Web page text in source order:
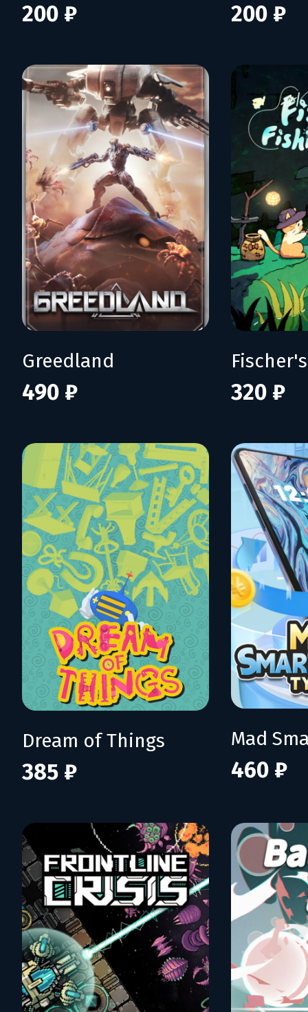
200 ₽ 200 ₽
Greedland
490 ₽ 320 ₽
Dream of Things
385 ₽ 460 ₽